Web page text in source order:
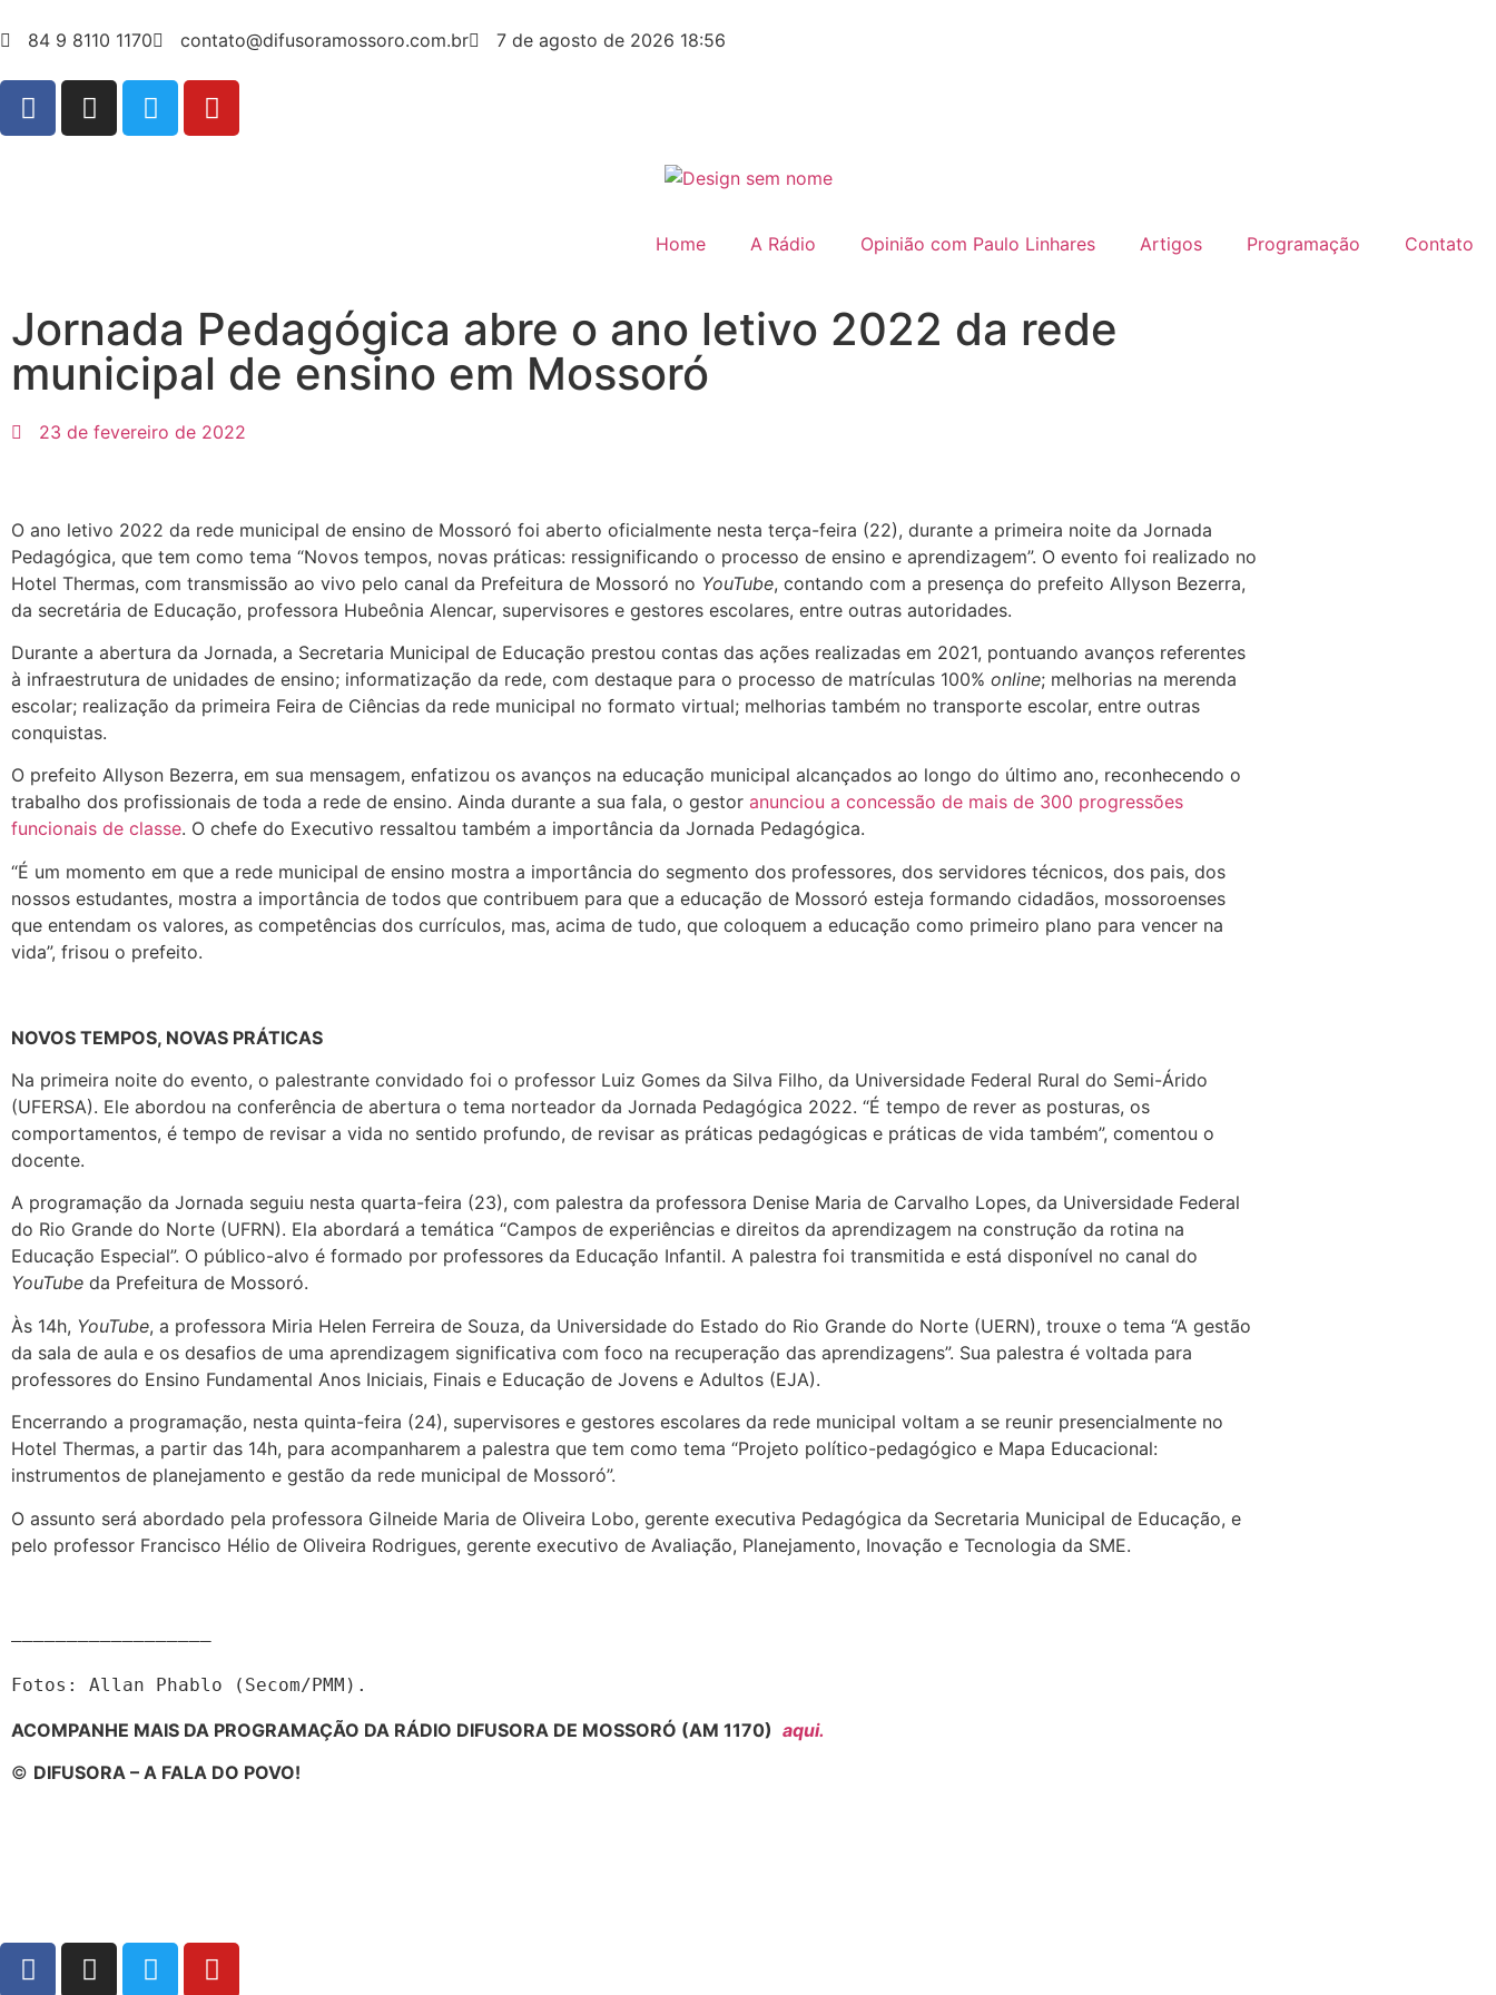
84 9 8110 1170 contato@difusoramossoro.com.br 7 de agosto de 2026 18:56
Home A Rádio Opinião com Paulo Linhares Artigos Programação Contato
Jornada Pedagógica abre o ano letivo 2022 da rede
municipal de ensino em Mossoró
23 de fevereiro de 2022
O ano letivo 2022 da rede municipal de ensino de Mossoró foi aberto oficialmente nesta terça-feira (22), durante a primeira noite da Jornada
Pedagógica, que tem como tema “Novos tempos, novas práticas: ressignificando o processo de ensino e aprendizagem”. O evento foi realizado no
Hotel Thermas, com transmissão ao vivo pelo canal da Prefeitura de Mossoró no YouTube, contando com a presença do prefeito Allyson Bezerra,
da secretária de Educação, professora Hubeônia Alencar, supervisores e gestores escolares, entre outras autoridades.
Durante a abertura da Jornada, a Secretaria Municipal de Educação prestou contas das ações realizadas em 2021, pontuando avanços referentes
à infraestrutura de unidades de ensino; informatização da rede, com destaque para o processo de matrículas 100% online; melhorias na merenda
escolar; realização da primeira Feira de Ciências da rede municipal no formato virtual; melhorias também no transporte escolar, entre outras
conquistas.
O prefeito Allyson Bezerra, em sua mensagem, enfatizou os avanços na educação municipal alcançados ao longo do último ano, reconhecendo o
trabalho dos profissionais de toda a rede de ensino. Ainda durante a sua fala, o gestor anunciou a concessão de mais de 300 progressões
funcionais de classe. O chefe do Executivo ressaltou também a importância da Jornada Pedagógica.
“É um momento em que a rede municipal de ensino mostra a importância do segmento dos professores, dos servidores técnicos, dos pais, dos
nossos estudantes, mostra a importância de todos que contribuem para que a educação de Mossoró esteja formando cidadãos, mossoroenses
que entendam os valores, as competências dos currículos, mas, acima de tudo, que coloquem a educação como primeiro plano para vencer na
vida”, frisou o prefeito.
NOVOS TEMPOS, NOVAS PRÁTICAS
Na primeira noite do evento, o palestrante convidado foi o professor Luiz Gomes da Silva Filho, da Universidade Federal Rural do Semi-Árido
(UFERSA). Ele abordou na conferência de abertura o tema norteador da Jornada Pedagógica 2022. “É tempo de rever as posturas, os
comportamentos, é tempo de revisar a vida no sentido profundo, de revisar as práticas pedagógicas e práticas de vida também”, comentou o
docente.
A programação da Jornada seguiu nesta quarta-feira (23), com palestra da professora Denise Maria de Carvalho Lopes, da Universidade Federal
do Rio Grande do Norte (UFRN). Ela abordará a temática “Campos de experiências e direitos da aprendizagem na construção da rotina na
Educação Especial”. O público-alvo é formado por professores da Educação Infantil. A palestra foi transmitida e está disponível no canal do
YouTube da Prefeitura de Mossoró.
Às 14h, YouTube, a professora Miria Helen Ferreira de Souza, da Universidade do Estado do Rio Grande do Norte (UERN), trouxe o tema “A gestão
da sala de aula e os desafios de uma aprendizagem significativa com foco na recuperação das aprendizagens”. Sua palestra é voltada para
professores do Ensino Fundamental Anos Iniciais, Finais e Educação de Jovens e Adultos (EJA).
Encerrando a programação, nesta quinta-feira (24), supervisores e gestores escolares da rede municipal voltam a se reunir presencialmente no
Hotel Thermas, a partir das 14h, para acompanharem a palestra que tem como tema “Projeto político-pedagógico e Mapa Educacional:
instrumentos de planejamento e gestão da rede municipal de Mossoró”.
O assunto será abordado pela professora Gilneide Maria de Oliveira Lobo, gerente executiva Pedagógica da Secretaria Municipal de Educação, e
pelo professor Francisco Hélio de Oliveira Rodrigues, gerente executivo de Avaliação, Planejamento, Inovação e Tecnologia da SME.
Fotos: Allan Phablo (Secom/PMM).
ACOMPANHE MAIS DA PROGRAMAÇÃO DA RÁDIO DIFUSORA DE MOSSORÓ (AM 1170) aqui.
© DIFUSORA – A FALA DO POVO!